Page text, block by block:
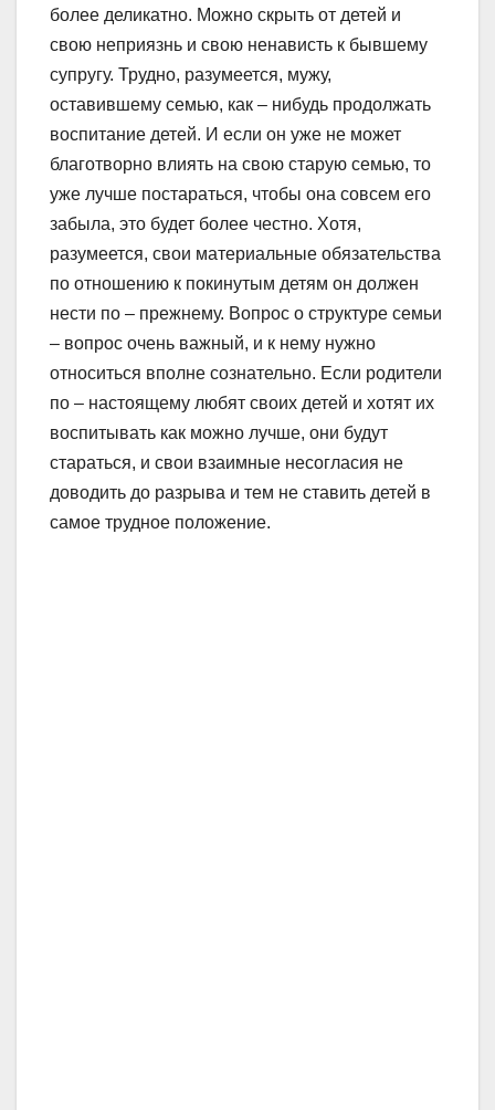
более деликатно. Можно скрыть от детей и
свою неприязнь и свою ненависть к бывшему
супругу. Трудно, разумеется, мужу,
оставившему семью, как – нибудь продолжать
воспитание детей. И если он уже не может
благотворно влиять на свою старую семью, то
уже лучше постараться, чтобы она совсем его
забыла, это будет более честно. Хотя,
разумеется, свои материальные обязательства
по отношению к покинутым детям он должен
нести по – прежнему. Вопрос о структуре семьи
– вопрос очень важный, и к нему нужно
относиться вполне сознательно. Если родители
по – настоящему любят своих детей и хотят их
воспитывать как можно лучше, они будут
стараться, и свои взаимные несогласия не
доводить до разрыва и тем не ставить детей в
самое трудное положение.